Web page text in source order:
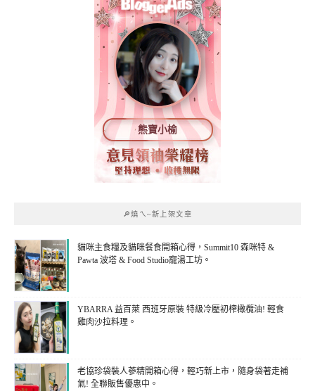
熊寶小榆
🔎燒ㄟ~新上架文章
貓咪主食糧及貓咪餐食開箱心得，Summit10 森咪特 &
Pawta 波塔 & Food Studio寵湯工坊。
YBARRA 益百萊 西班牙原裝 特級冷壓初榨橄欖油! 輕食
雞肉沙拉料理。
老協珍袋裝人蔘精開箱心得，輕巧新上市，隨身袋著走補
氣! 全聯販售優惠中。